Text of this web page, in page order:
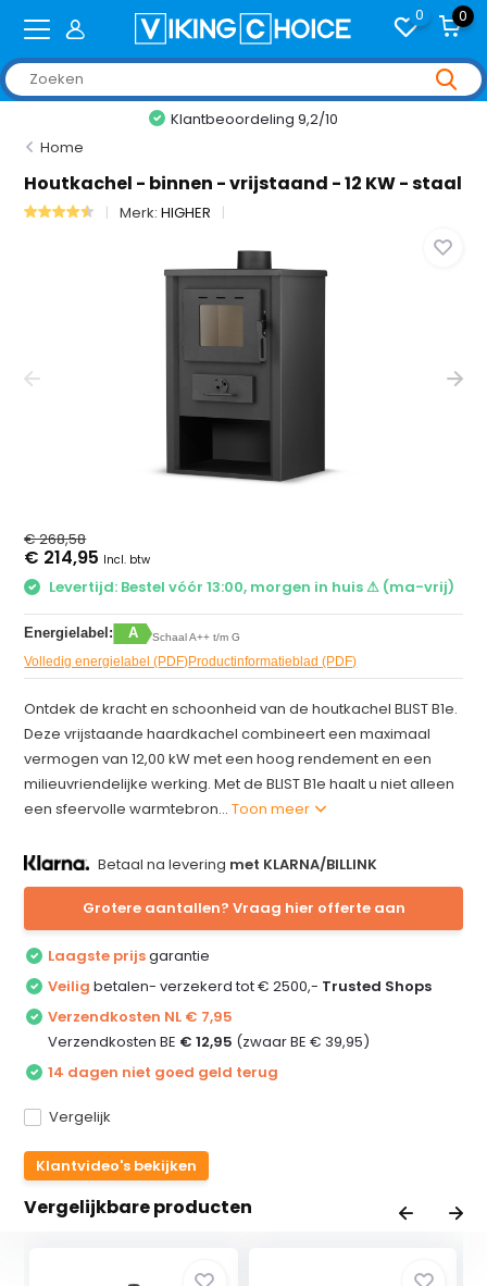
0 0
+2,000 reviews
Home
Houtkachel - binnen - vrijstaand - 12 KW - staal
Merk:HIGHER
€ 268,58
€ 214,95 Incl. btw
Levertijd: Bestel vóór 13:00, morgen in huis ⚠ (ma-vrij)
Energielabel: A Schaal A++ t/m G
Volledig energielabel (PDF)Productinformatieblad (PDF)
Ontdek de kracht en schoonheid van de houtkachel BLIST B1e.
Deze vrijstaande haardkachel combineert een maximaal
vermogen van 12,00 kW met een hoog rendement en een
milieuvriendelijke werking. Met de BLIST B1e haalt u niet alleen
een sfeervolle warmtebron...Toon meer
Betaal na levering met KLARNA/BILLINK
Klantvideo's bekijken
Grotere aantallen? Vraag hier offerte aan
Laagste prijsgarantie
Veilig betalen- verzekerd tot € 2500,- Trusted Shops
Verzendkosten NL € 7,95
Verzendkosten BE € 12,95 (zwaar BE € 39,95)
14 dagen niet goed geld terug
Vergelijk
Vergelijkbare producten